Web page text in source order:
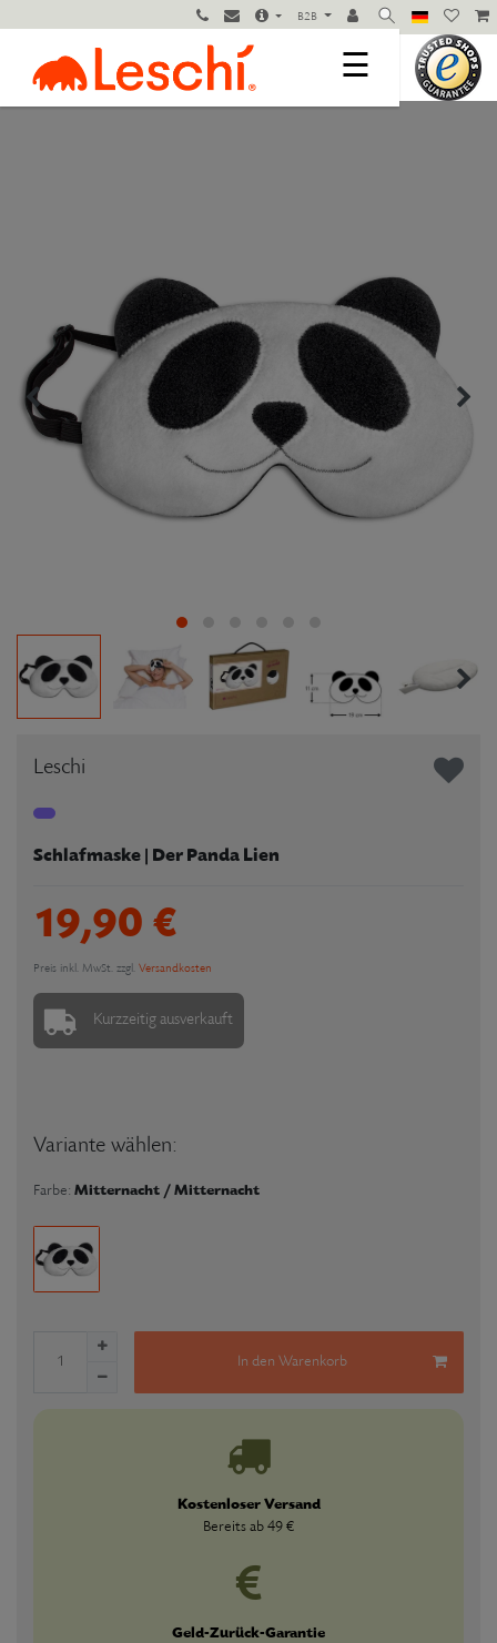
B2B
☰
Leschi
Schlafmaske | Der Panda Lien
19,90 €
Preis inkl. MwSt. zzgl. Versandkosten
Kurzzeitig ausverkauft
Variante wählen:
Farbe: Mitternacht / Mitternacht
In den Warenkorb
Kostenloser Versand
Bereits ab 49 €
Geld-Zurück-Garantie